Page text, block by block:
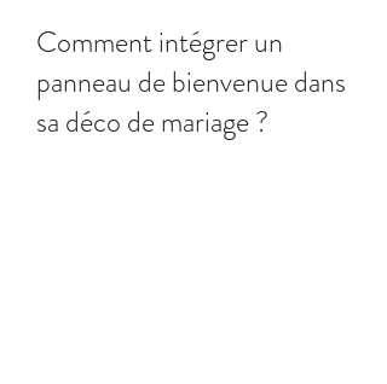
Comment intégrer un
panneau de bienvenue dans
sa déco de mariage ?